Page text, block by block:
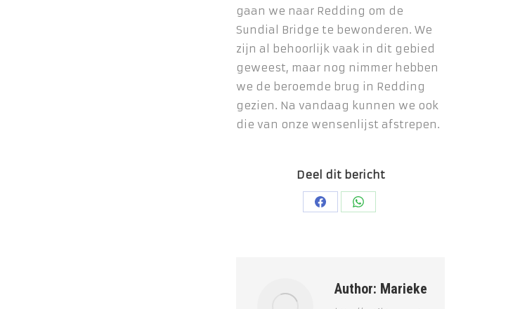
gaan we naar Redding om de
Sundial Bridge te bewonderen. We
zijn al behoorlijk vaak in dit gebied
geweest, maar nog nimmer hebben
we de beroemde brug in Redding
gezien. Na vandaag kunnen we ook
die van onze wensenlijst afstrepen.
Deel dit bericht
Deel
Deel
Author: Marieke